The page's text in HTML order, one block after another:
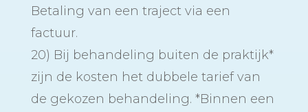
Betaling van een traject via een
factuur.
20) Bij behandeling buiten de praktijk*
zijn de kosten het dubbele tarief van
de gekozen behandeling. *Binnen een